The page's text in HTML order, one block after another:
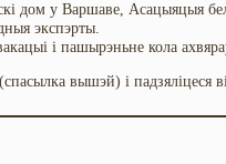
дом у Варшаве, Асацыяцыя
экспэрты.
і пашырэньне кола
(спасылка вышэй) і падзяліцеся